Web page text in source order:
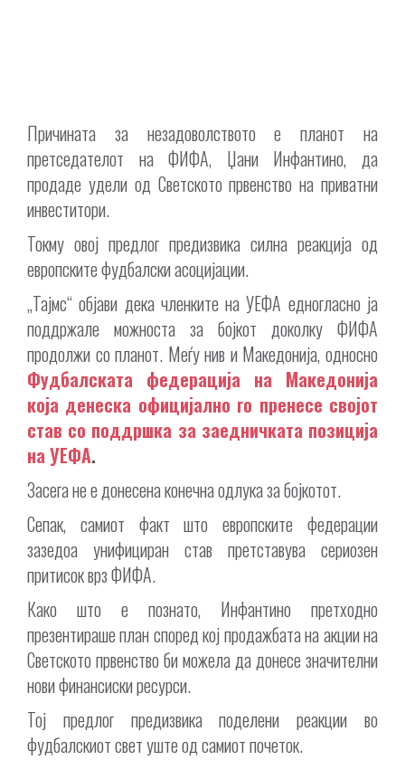
Причината за незадоволството е планот на
претседателот на ФИФА, Џани Инфантино, да
продаде удели од Светското првенство на приватни
инвеститори.
Токму овој предлог предизвика силна реакција од
европските фудбалски асоцијации.
„Тајмс“ објави дека членките на УЕФА едногласно ја
поддржале можноста за бојкот доколку ФИФА
продолжи со планот. Меѓу нив и Македонија, односно
Фудбалската федерација на Македонија
која денеска официјално го пренесе својот
став со поддршка за заедничката позиција
на УЕФА.
Засега не е донесена конечна одлука за бојкотот.
Сепак, самиот факт што европските федерации
зазедоа унифициран став претставува сериозен
притисок врз ФИФА.
Како што е познато, Инфантино претходно
презентираше план според кој продажбата на акции на
Светското првенство би можела да донесе значителни
нови финансиски ресурси.
Тој предлог предизвика поделени реакции во
фудбалскиот свет уште од самиот почеток.